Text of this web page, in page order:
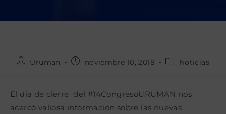
Autor
entrada:
Uruman
Publicación
entrada:
noviembre 10, 2018
Categoría
entrada:
Noticias
El día de cierre del #14CongresoURUMAN nos
acercó valiosa información sobre las nuevas